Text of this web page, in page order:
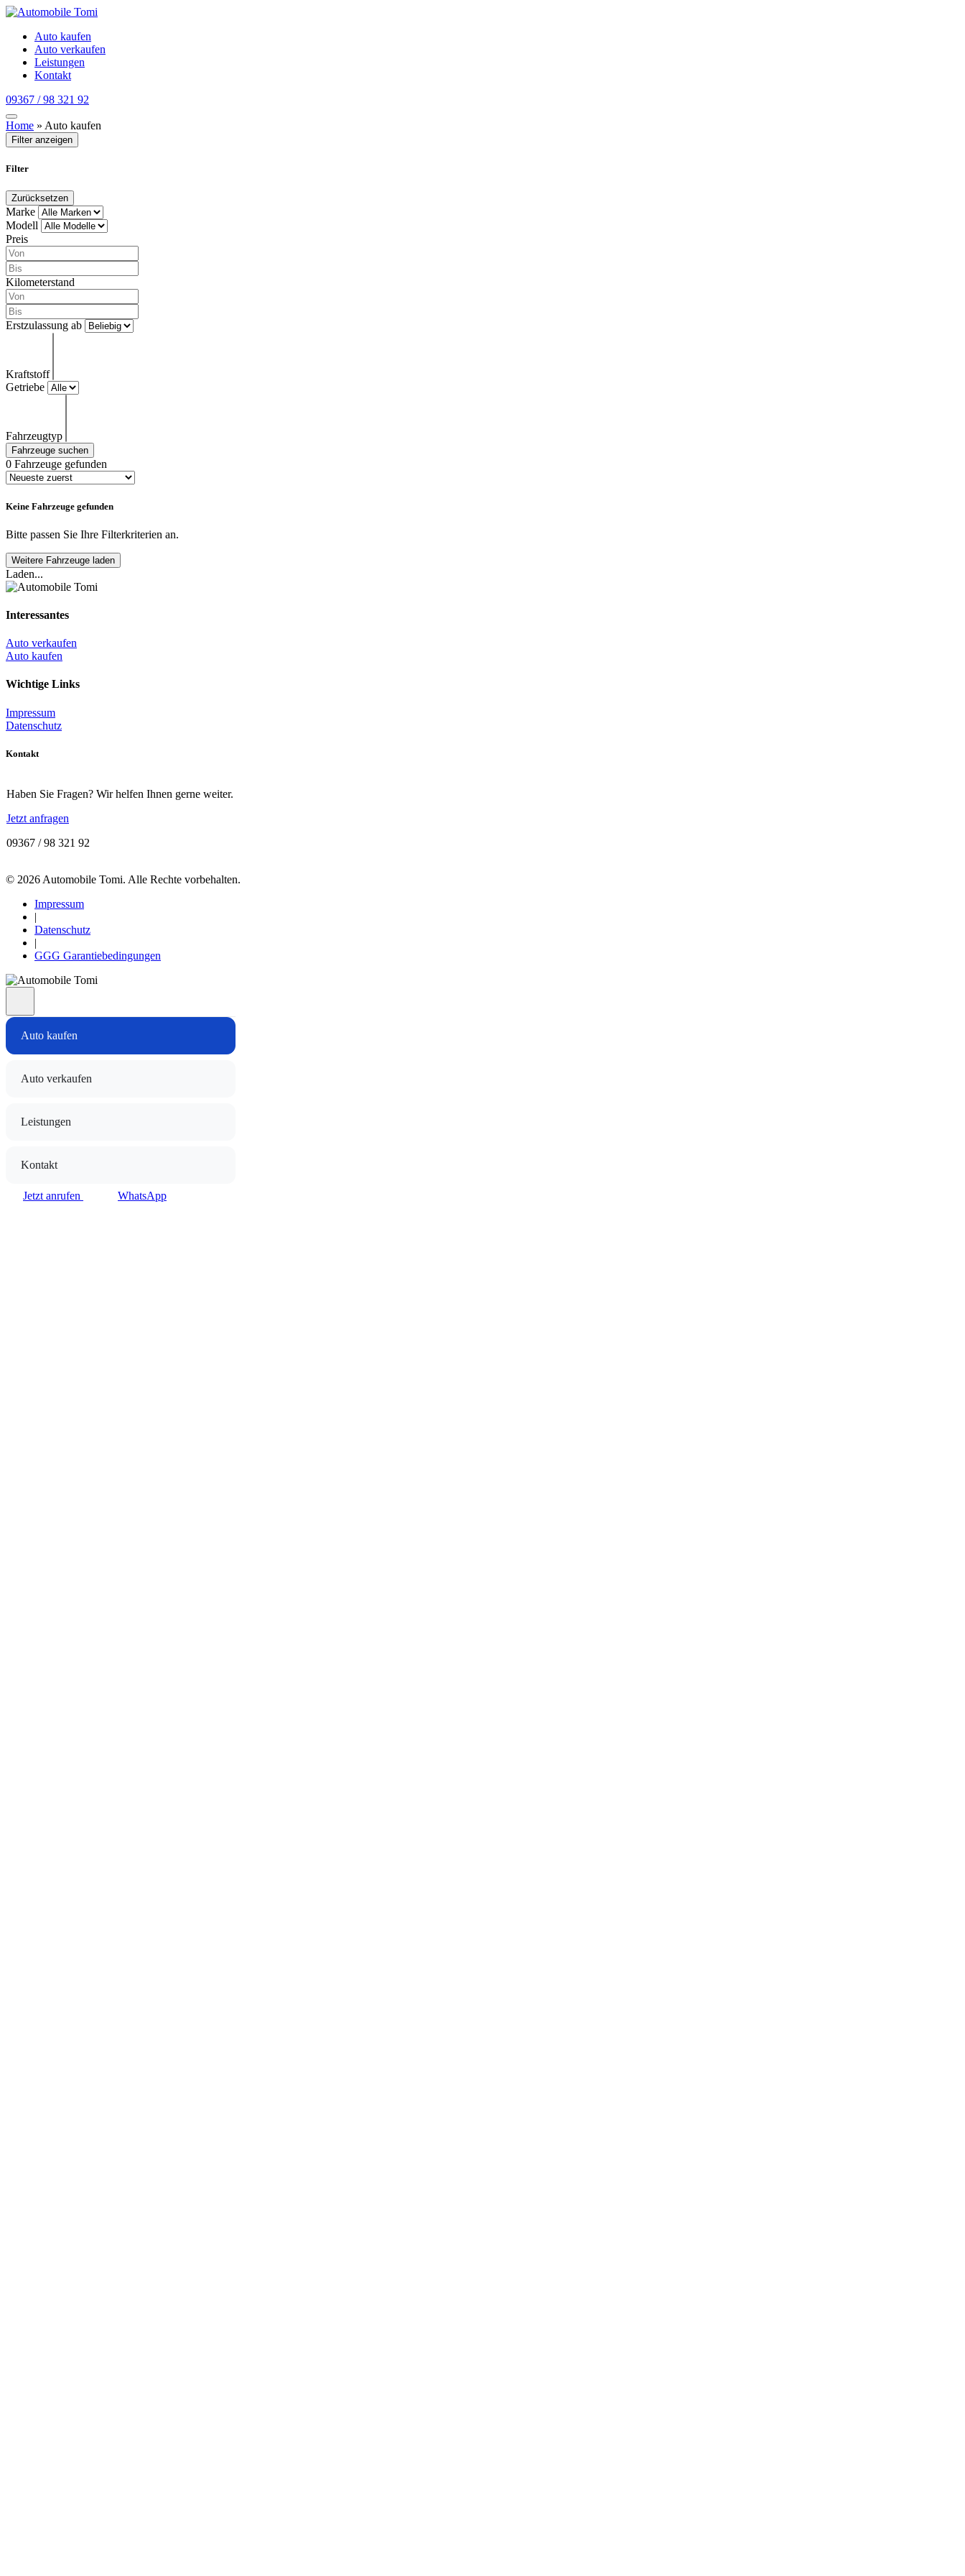
Auto kaufen
Auto verkaufen
Leistungen
Kontakt
09367 / 98 321 92
Home » Auto kaufen
Filter anzeigen
Filter
Zurücksetzen
Marke
Modell
Preis
Kilometerstand
Erstzulassung ab
Kraftstoff
Getriebe
Fahrzeugtyp
Fahrzeuge suchen
0 Fahrzeuge gefunden
Keine Fahrzeuge gefunden
Bitte passen Sie Ihre Filterkriterien an.
Weitere Fahrzeuge laden
Laden...
Interessantes
Auto verkaufen
Auto kaufen
Wichtige Links
Impressum
Datenschutz
Kontakt
Haben Sie Fragen? Wir helfen Ihnen gerne weiter.
Jetzt anfragen
09367 / 98 321 92
© 2026 Automobile Tomi. Alle Rechte vorbehalten.
Impressum
|
Datenschutz
|
GGG Garantiebedingungen
Auto kaufen
Auto verkaufen
Leistungen
Kontakt
Jetzt anrufen WhatsApp